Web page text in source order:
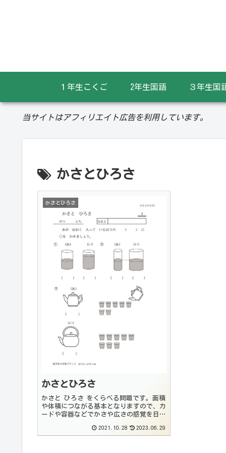
１年生こくご 2年生国語 ３年生国
当サイトはアフィリエイト広告を利用しています。
かさとひろさ
かさとひろさ
かさとひろさ
かさと ひろさ をくらべる問題です。面積
や体積につながる基本となりますので、カ
ードや容器などでかさや広さの感覚を日常
みっコぐらし学習ドリル小学1年のたんい
2021.10.28 2023.06.29